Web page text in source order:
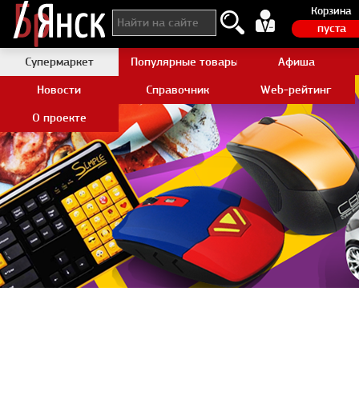
Корзина
пуста
Супермаркет Популярные товары AliexpressАфиша
Новости
Справочник
Web-рейтинг
О проекте